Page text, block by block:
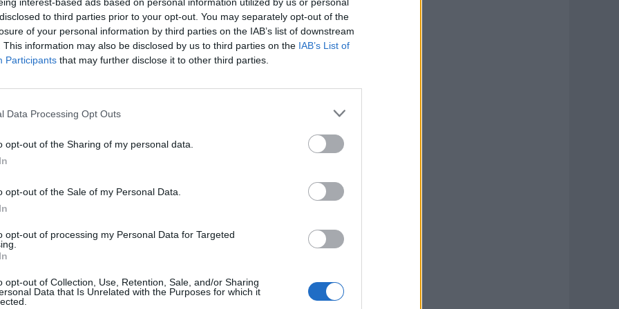
to third parties prior to your opt-out. You may separately opt-out of the
of your personal information by third parties on the IAB’s list of downstream
This information may also be disclosed by us to third parties on the IAB’s List of
Participants that may further disclose it to other third parties.
Data Processing Opt Outs
opt-out of the Sharing of my personal data.
opt-out of the Sale of my Personal Data.
opt-out of processing my Personal Data for Targeted
opt-out of Collection, Use, Retention, Sale, and/or Sharing
Data that Is Unrelated with the Purposes for which it
Επιτροπή αοφάσισε την επανεκκίνηση της
θα ισχύσουν τα εξής:
πρωταθλήματος θα δημιουργηθούν 2
με γεωγραφικά κριτήρια (Βορράς-
κάθε όμιλο (σύνολο 4 ομάδες) που θα
129 ομάδες συμμετοχή και θα ισχύσει ότι
και υποβιβασμό.
αφορά στο άρθρο 15.4 παράγραφος III
θα διεξαχθούν θα είναι διπλοί (εντός –
δέκα (10) αγωνιστικές σε κάθε Όμιλο».